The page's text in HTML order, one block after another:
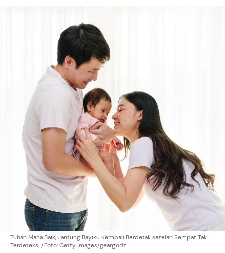
Tuhan Maha Baik, Jantung Bayiku Kembali Berdetak setelah Sempat Tak
Terdeteksi /Foto: Getty Images/geargodz